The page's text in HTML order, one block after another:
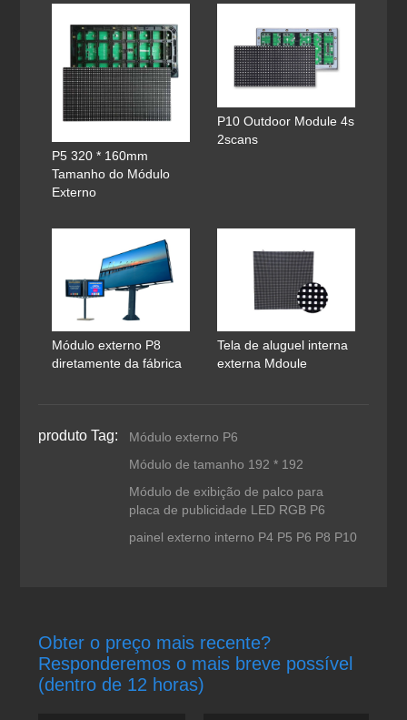
P5 320 * 160mm
Tamanho do Módulo
Externo
P10 Outdoor Module 4s
2scans
Módulo externo P8
diretamente da fábrica
Tela de aluguel interna
externa Mdoule
produto Tag:
Módulo externo P6
Módulo de tamanho 192 * 192
Módulo de exibição de palco para
placa de publicidade LED RGB P6
painel externo interno P4 P5 P6 P8 P10
Obter o preço mais recente?
Responderemos o mais breve possível
(dentro de 12 horas)